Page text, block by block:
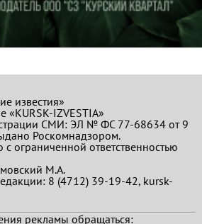
известия»
«KURSK-IZVESTIA»
СМИ: ЭЛ № ФС 77-68634 от 9
Роскомнадзором.
ограниченной ответственностью
М.А.
8 (4712) 39-19-42, kursk-
рекламы обращаться: